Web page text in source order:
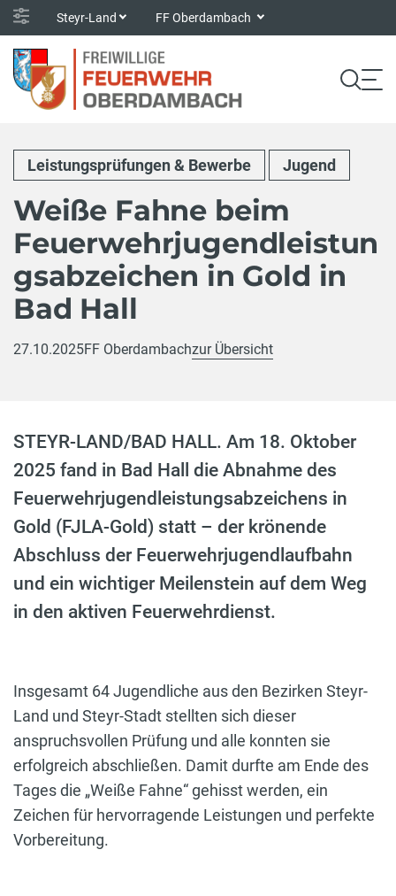
Steyr-Land FF Oberdambach
Leistungsprüfungen & Bewerbe Jugend
Weiße Fahne beim
Feuerwehrjugendleistun
gsabzeichen in Gold in
Bad Hall
27.10.2025FF Oberdambachzur Übersicht
STEYR-LAND/BAD HALL. Am 18. Oktober
2025 fand in Bad Hall die Abnahme des
Feuerwehrjugendleistungsabzeichens in
Gold (FJLA-Gold) statt – der krönende
Abschluss der Feuerwehrjugendlaufbahn
und ein wichtiger Meilenstein auf dem Weg
in den aktiven Feuerwehrdienst.
Insgesamt 64 Jugendliche aus den Bezirken Steyr-
Land und Steyr-Stadt stellten sich dieser
anspruchsvollen Prüfung und alle konnten sie
erfolgreich abschließen. Damit durfte am Ende des
Tages die „Weiße Fahne“ gehisst werden, ein
Zeichen für hervorragende Leistungen und perfekte
Vorbereitung.